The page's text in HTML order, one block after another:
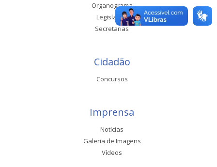
Organograma
Legislação
Secretarias
Cidadão
Concursos
Imprensa
Notícias
Galeria de Imagens
Vídeos